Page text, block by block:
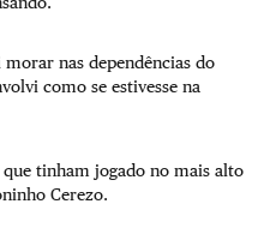
nas dependências do
como se estivesse na
tinham jogado no mais alto
Cerezo.